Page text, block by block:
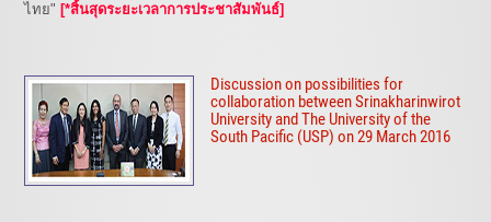
ไทย" [*สิ้นสุดระยะเวลาการประชาสัมพันธ์]
Discussion on possibilities for
collaboration between Srinakharinwirot
University and The University of the
South Pacific (USP) on 29 March 2016